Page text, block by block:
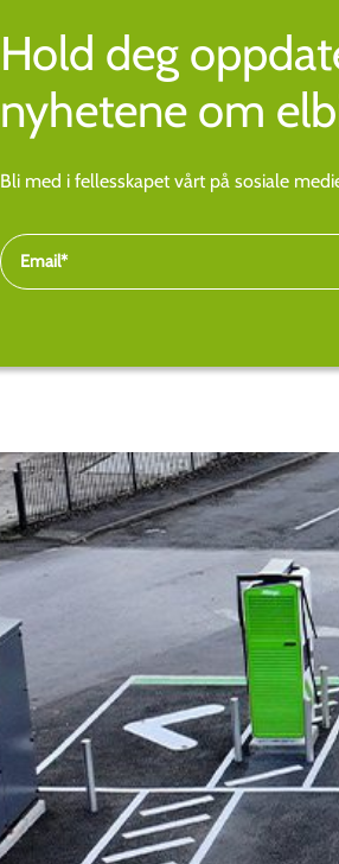
Hold deg
nyhetene om
Bli med i fellesskapet vårt på sosiale